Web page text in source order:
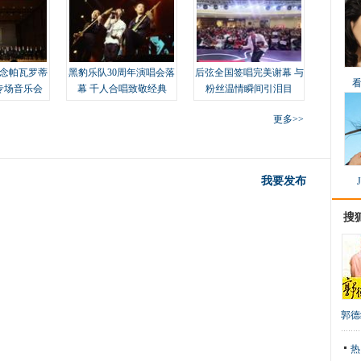
帕瓦罗蒂
场音乐会
黑豹乐队30周年演唱会落
幕 千人合唱致敬经典
后弦全国签唱完美谢幕 与
粉丝温情瞬间引泪目
更多>>
我要发布
搜
郭